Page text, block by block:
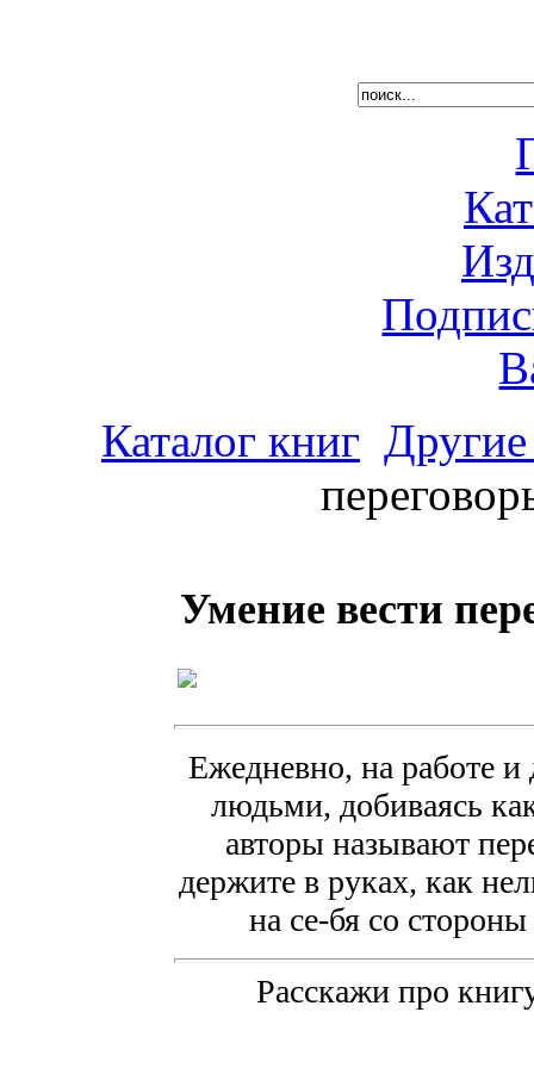
Каталог книг
Умение вести
Ежедневно, на работе и
людьми, добиваясь
авторы называют
держите в руках, как
на се-бя со
Расскажи про